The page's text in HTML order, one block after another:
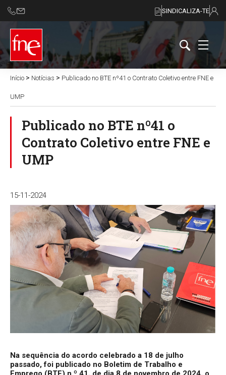
SINDICALIZA-TE
Início > Notícias > Publicado no BTE nº41 o Contrato Coletivo entre FNE e
UMP
Publicado no BTE nº41 o
Contrato Coletivo entre FNE e
UMP
15-11-2024
Na sequência do acordo celebrado a 18 de julho
passado, foi publicado no Boletim de Trabalho e